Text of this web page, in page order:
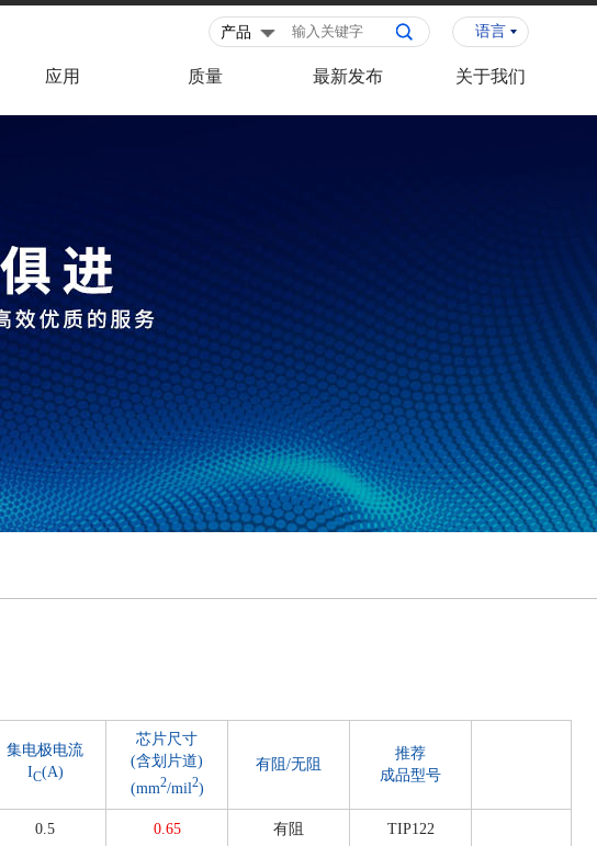
语言
应用 质量 最新发布 关于我们
集电极电流
IC(A)
芯片尺寸
(含划片道)
(mm2/mil2)
有阻/无阻
推荐
成品型号
0.5
0.65
有阻
TIP122